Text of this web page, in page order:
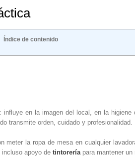
Índice de contenido
en la imagen del local, en la
transmite orden, cuidado y profesionalidad.
la ropa de mesa en cualquier
incluso apoyo de tintoreríapara mantener un